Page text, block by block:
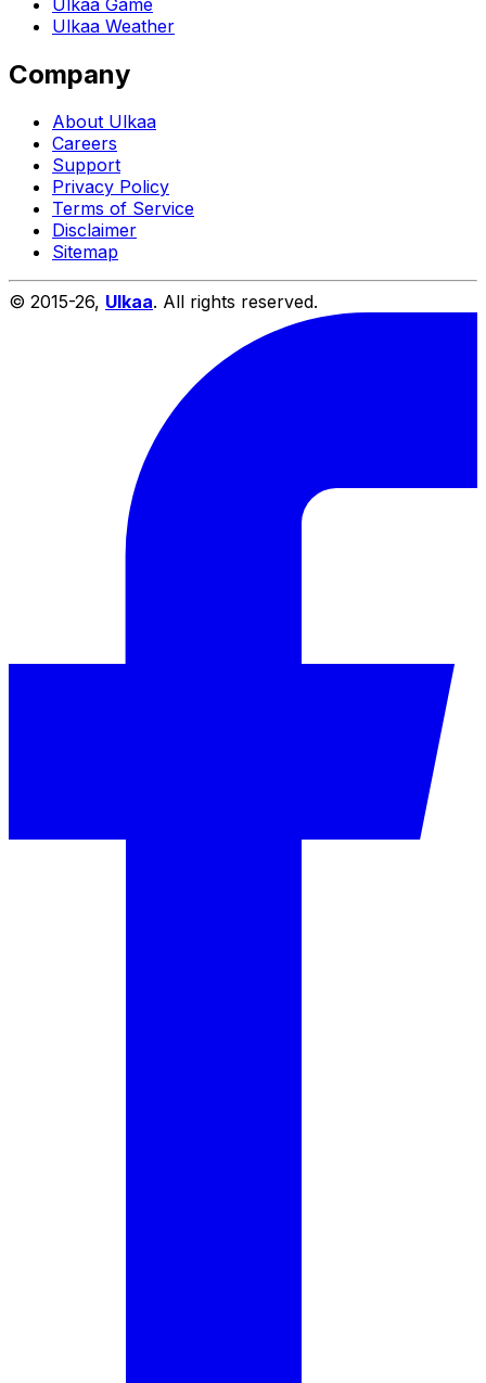
Ulkaa Weather
Company
About Ulkaa
Careers
Support
Privacy Policy
Terms of Service
Disclaimer
Sitemap
© 2015-26, Ulkaa. All rights reserved.